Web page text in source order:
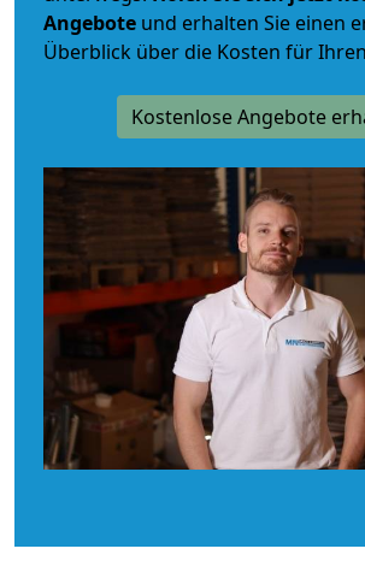
Angebote und erhalten Sie einen
Überblick über die Kosten für
Kostenlose Angebote